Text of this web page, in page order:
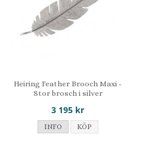
Heiring Feather Brooch Maxi -
Stor brosch i silver
3 195 kr
INFO KÖP